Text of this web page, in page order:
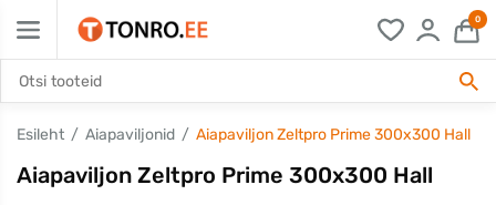
0
Esileht Aiapaviljonid Aiapaviljon Zeltpro Prime 300x300 Hall
Aiapaviljon Zeltpro Prime 300x300 Hall